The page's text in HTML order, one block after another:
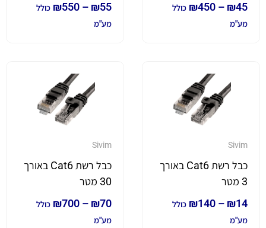
₪45
–
₪450
כולל
מע"מ
₪55
–
₪550
כולל
מע"מ
Sivim
כבל רשת Cat6 באורך
3 מטר
₪14
–
₪140
כולל
מע"מ
Sivim
כבל רשת Cat6 באורך
30 מטר
₪70
–
₪700
כולל
מע"מ